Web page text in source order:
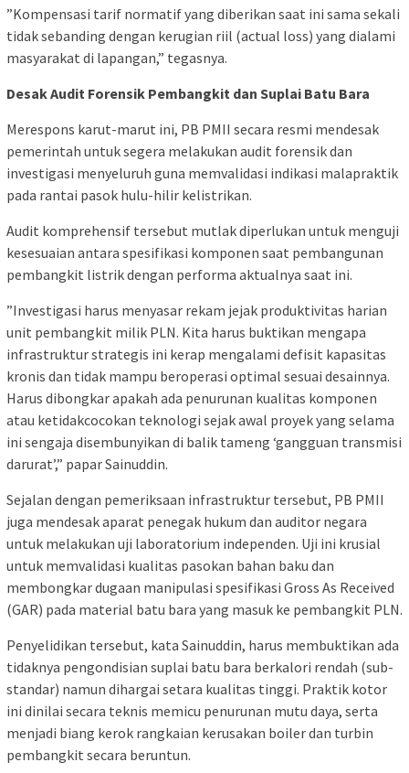
‎”Kompensasi tarif normatif yang diberikan saat ini sama sekali
tidak sebanding dengan kerugian riil (actual loss) yang dialami
masyarakat di lapangan,” tegasnya.
Desak Audit Forensik Pembangkit dan Suplai Batu Bara
‎Merespons karut-marut ini, PB PMII secara resmi mendesak
pemerintah untuk segera melakukan audit forensik dan
investigasi menyeluruh guna memvalidasi indikasi malapraktik
pada rantai pasok hulu-hilir kelistrikan.
‎Audit komprehensif tersebut mutlak diperlukan untuk menguji
kesesuaian antara spesifikasi komponen saat pembangunan
pembangkit listrik dengan performa aktualnya saat ini.
‎”Investigasi harus menyasar rekam jejak produktivitas harian
unit pembangkit milik PLN. Kita harus buktikan mengapa
infrastruktur strategis ini kerap mengalami defisit kapasitas
kronis dan tidak mampu beroperasi optimal sesuai desainnya.
Harus dibongkar apakah ada penurunan kualitas komponen
atau ketidakcocokan teknologi sejak awal proyek yang selama
ini sengaja disembunyikan di balik tameng ‘gangguan transmisi
darurat’,” papar Sainuddin.
‎Sejalan dengan pemeriksaan infrastruktur tersebut, PB PMII
juga mendesak aparat penegak hukum dan auditor negara
untuk melakukan uji laboratorium independen. Uji ini krusial
untuk memvalidasi kualitas pasokan bahan baku dan
membongkar dugaan manipulasi spesifikasi Gross As Received
(GAR) pada material batu bara yang masuk ke pembangkit PLN.
‎Penyelidikan tersebut, kata Sainuddin, harus membuktikan ada
tidaknya pengondisian suplai batu bara berkalori rendah (sub-
standar) namun dihargai setara kualitas tinggi. Praktik kotor
ini dinilai secara teknis memicu penurunan mutu daya, serta
menjadi biang kerok rangkaian kerusakan boiler dan turbin
pembangkit secara beruntun.